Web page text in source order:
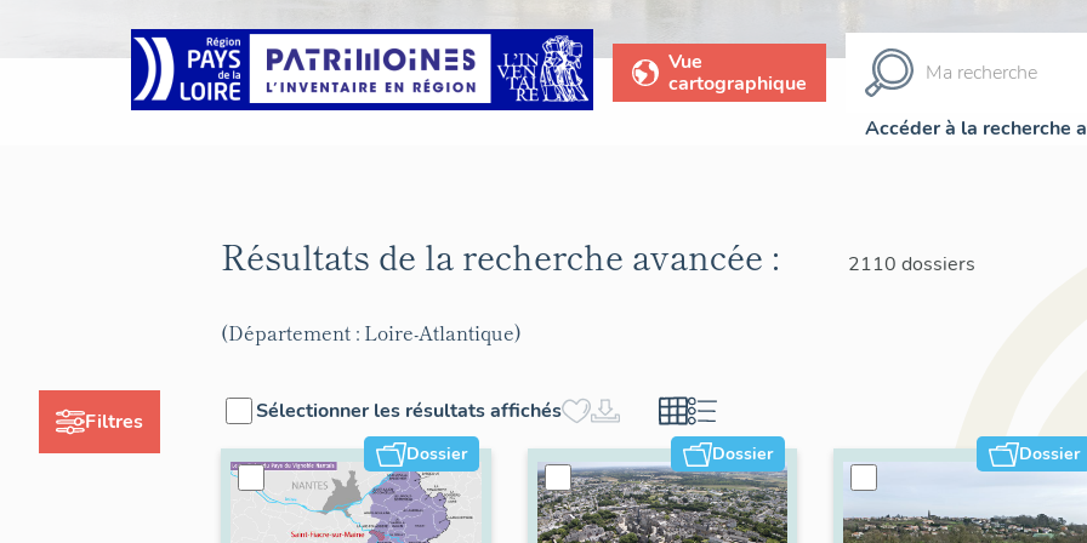
Vue
cartographique
Accéder à la recherche
Filtres
Résultats de la recherche avancée : 2110 dossiers
(Département : Loire-Atlantique)
Sélectionner les résultats affichés
Dossier Dossier Dossier